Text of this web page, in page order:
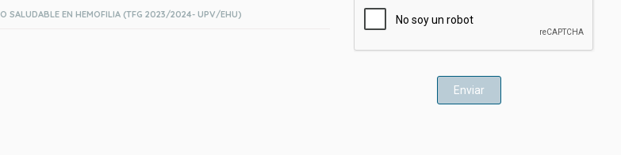
SALUDABLE EN HEMOFILIA (TFG 2023/2024- UPV/EHU)